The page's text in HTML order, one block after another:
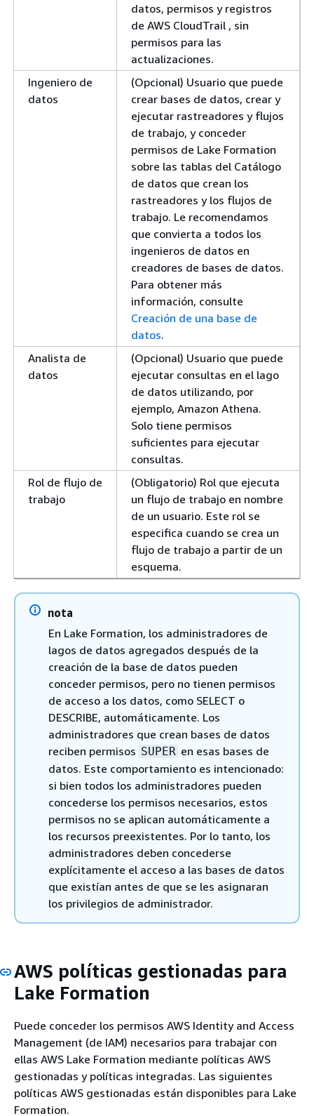
datos, permisos y registros
de AWS CloudTrail , sin
permisos para las
actualizaciones.
Ingeniero de
datos
(Opcional) Usuario que puede
crear bases de datos, crear y
ejecutar rastreadores y flujos
de trabajo, y conceder
permisos de Lake Formation
sobre las tablas del Catálogo
de datos que crean los
rastreadores y los flujos de
trabajo. Le recomendamos
que convierta a todos los
ingenieros de datos en
creadores de bases de datos.
Para obtener más
información, consulte
Creación de una base de
datos.
Analista de
datos
(Opcional) Usuario que puede
ejecutar consultas en el lago
de datos utilizando, por
ejemplo, Amazon Athena.
Solo tiene permisos
suficientes para ejecutar
consultas.
Rol de flujo de
trabajo
(Obligatorio) Rol que ejecuta
un flujo de trabajo en nombre
de un usuario. Este rol se
especifica cuando se crea un
flujo de trabajo a partir de un
esquema.
nota
En Lake Formation, los administradores de
lagos de datos agregados después de la
creación de la base de datos pueden
conceder permisos, pero no tienen permisos
de acceso a los datos, como SELECT o
DESCRIBE, automáticamente. Los
administradores que crean bases de datos
reciben permisos SUPER en esas bases de
datos. Este comportamiento es intencionado:
si bien todos los administradores pueden
concederse los permisos necesarios, estos
permisos no se aplican automáticamente a
los recursos preexistentes. Por lo tanto, los
administradores deben concederse
explícitamente el acceso a las bases de datos
que existían antes de que se les asignaran
los privilegios de administrador.
AWS políticas gestionadas para
Lake Formation
Puede conceder los permisos AWS Identity and Access
Management (de IAM) necesarios para trabajar con
ellas AWS Lake Formation mediante políticas AWS
gestionadas y políticas integradas. Las siguientes
políticas AWS gestionadas están disponibles para Lake
Formation.